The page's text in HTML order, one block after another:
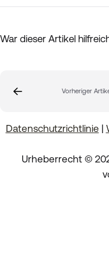
War dieser Artikel
Vorheriger
Datenschutzrichtlinie |
Urheberrecht ©